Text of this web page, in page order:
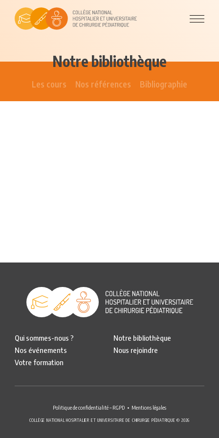
Notre bibliothèque
Les cours Nos références Bibliographie
Qui sommes-nous ?
Nos événements
Votre formation
Notre bibliothèque
Nous rejoindre
Politique de confidentialité – RGPD Mentions légales
COLLÈGE NATIONAL HOSPITALIER ET UNIVERSITAIRE DE CHIRURGIE PÉDIATRIQUE © 2026